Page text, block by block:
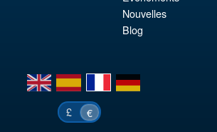
Nouvelles
Blog
en es fr de
£ €